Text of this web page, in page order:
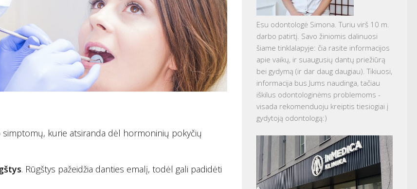
simptomų, kurie atsiranda dėl hormoninių pokyčių
. Rūgštys pažeidžia danties emalį, todėl gali padidėti
Esu odontologė Simona. Turiu virš 10 m.
darbo patirtį. Savo žiniomis dalinuosi
šiame tinklalapyje: čia rasite informacijos
apie vaikų, ir suaugusių dantų priežiūrą
bei gydymą (ir dar daug daugiau). Tikiuosi,
informacija bus Jums naudinga, tačiau
iškilus odontologinėms problemoms -
visada rekomenduoju kreiptis tiesiogiai į
gydytoją odontologą:)